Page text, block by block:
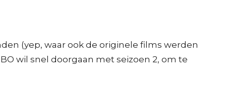
(yep, waar ook de originele films werden
wil snel doorgaan met seizoen 2, om te